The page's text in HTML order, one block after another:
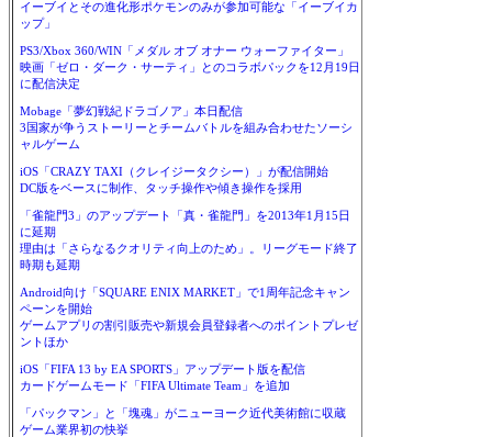
イーブイとその進化形ポケモンのみが参加可能な「イーブイカ
ップ」
PS3/Xbox 360/WIN「メダル オブ オナー ウォーファイター」
映画「ゼロ・ダーク・サーティ」とのコラボパックを12月19日
に配信決定
Mobage「夢幻戦紀ドラゴノア」本日配信
3国家が争うストーリーとチームバトルを組み合わせたソーシ
ャルゲーム
iOS「CRAZY TAXI（クレイジータクシー）」が配信開始
DC版をベースに制作、タッチ操作や傾き操作を採用
「雀龍門3」のアップデート「真・雀龍門」を2013年1月15日
に延期
理由は「さらなるクオリティ向上のため」。リーグモード終了
時期も延期
Android向け「SQUARE ENIX MARKET」で1周年記念キャン
ペーンを開始
ゲームアプリの割引販売や新規会員登録者へのポイントプレゼ
ントほか
iOS「FIFA 13 by EA SPORTS」アップデート版を配信
カードゲームモード「FIFA Ultimate Team」を追加
「パックマン」と「塊魂」がニューヨーク近代美術館に収蔵
ゲーム業界初の快挙